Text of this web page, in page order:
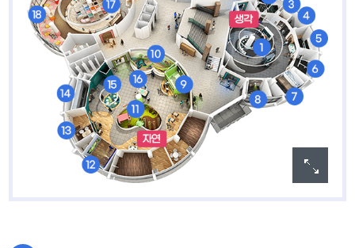
04 스트로보스코프
05 색깔놀이
빛의 팔레트
로봇놀이터
그림자놀이
동물 친구들을 구해요